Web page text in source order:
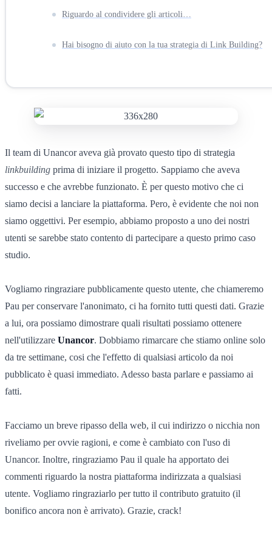
Riguardo al condividere gli articoli…
Hai bisogno di aiuto con la tua strategia di Link Building?
Il team di Unancor aveva già provato questo tipo di strategia
linkbuilding prima di iniziare il progetto. Sappiamo che aveva
successo e che avrebbe funzionato. È per questo motivo che ci
siamo decisi a lanciare la piattaforma. Pero, è evidente che noi non
siamo oggettivi. Per esempio, abbiamo proposto a uno dei nostri
utenti se sarebbe stato contento di partecipare a questo primo caso
studio.
Vogliamo ringraziare pubblicamente questo utente, che chiameremo
Pau per conservare l'anonimato, ci ha fornito tutti questi dati. Grazie
a lui, ora possiamo dimostrare quali risultati possiamo ottenere
nell'utilizzare Unancor. Dobbiamo rimarcare che stiamo online solo
da tre settimane, cosi che l'effetto di qualsiasi articolo da noi
pubblicato è quasi immediato. Adesso basta parlare e passiamo ai
fatti.
Facciamo un breve ripasso della web, il cui indirizzo o nicchia non
riveliamo per ovvie ragioni, e come è cambiato con l'uso di
Unancor. Inoltre, ringraziamo Pau il quale ha apportato dei
commenti riguardo la nostra piattaforma indirizzata a qualsiasi
utente. Vogliamo ringraziarlo per tutto il contributo gratuito (il
bonifico ancora non è arrivato). Grazie, crack!